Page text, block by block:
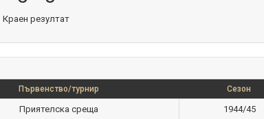
Краен резултат
Първенство/турнир Сезон
Приятелска среща 1944/45